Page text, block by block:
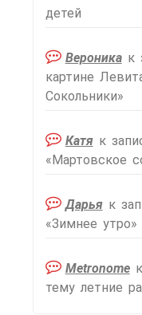
детей
Вероникак
картине
Сокольники»
Катяк
«Мартовское
Дарьяк
«Зимнее утро»
Metronomeк
тему летние